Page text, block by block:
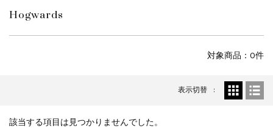
お知らせ
2025.8.28
GMailご利用のお客様へ...
Hogwards
対象商品：0件
表示切替
該当する項目は見つかりませんでした。